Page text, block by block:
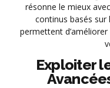
résonne le mieux
continus basés
permettent
Exploiter